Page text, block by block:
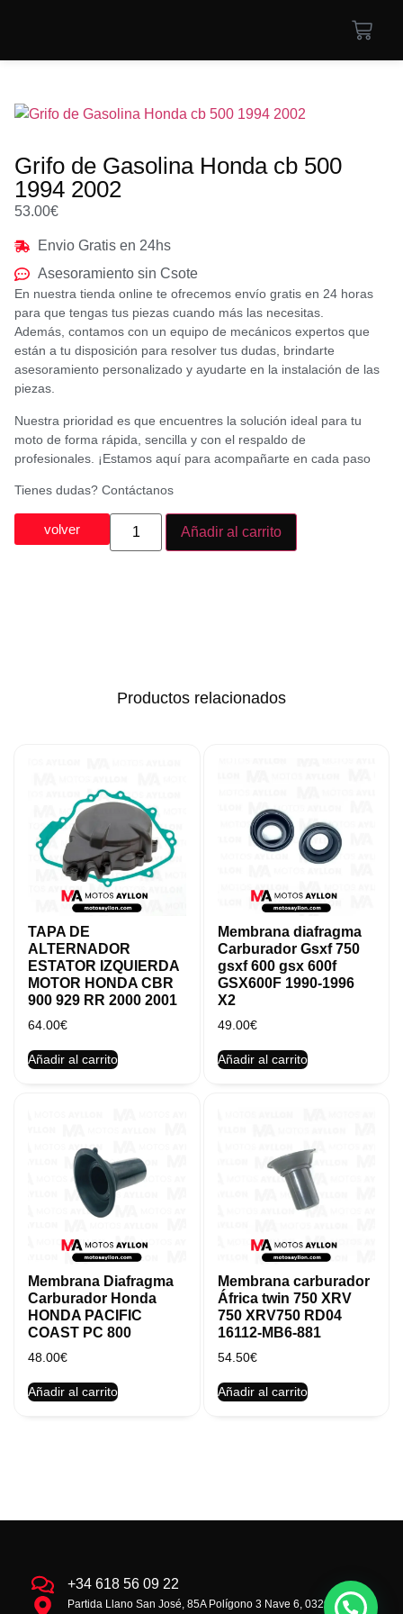
Grifo de Gasolina Honda cb 500
1994 2002
53.00€
Envio Gratis en 24hs
Asesoramiento sin Csote
En nuestra tienda online te ofrecemos envío gratis en 24 horas
para que tengas tus piezas cuando más las necesitas.
Además, contamos con un equipo de mecánicos expertos que
están a tu disposición para resolver tus dudas, brindarte
asesoramiento personalizado y ayudarte en la instalación de las
piezas.
Nuestra prioridad es que encuentres la solución ideal para tu
moto de forma rápida, sencilla y con el respaldo de
profesionales. ¡Estamos aquí para acompañarte en cada paso
Tienes dudas? Contáctanos
volver Añadir al carrito
Productos relacionados
TAPA DE
ALTERNADOR
ESTATOR IZQUIERDA
MOTOR HONDA CBR
900 929 RR 2000 2001
64.00€
Añadir al carrito
Membrana diafragma
Carburador Gsxf 750
gsxf 600 gsx 600f
GSX600F 1990-1996
X2
49.00€
Añadir al carrito
Membrana Diafragma
Carburador Honda
HONDA PACIFIC
COAST PC 800
48.00€
Añadir al carrito
Membrana carburador
África twin 750 XRV
750 XRV750 RD04
16112-MB6-881
54.50€
Añadir al carrito
+34 618 56 09 22
Partida Llano San José, 85A Polígono 3 Nave 6, 03293 la